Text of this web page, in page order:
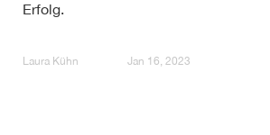
Erfolg.
Laura Kühn Jan 16, 2023